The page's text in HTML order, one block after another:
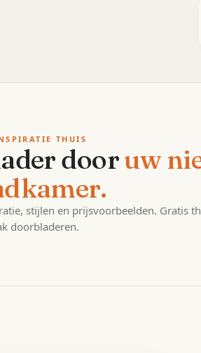
THUIS
dooruw
stijlen en prijsvoorbeelden. Gratis
doorbladeren.